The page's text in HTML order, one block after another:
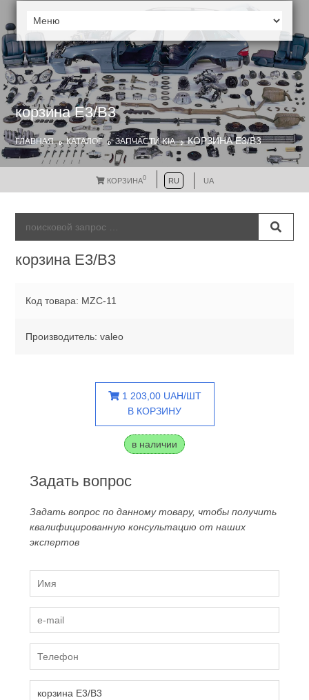
корзина E3/B3
ГЛАВНАЯ КАТАЛОГ ЗАПЧАСТИ KIA КОРЗИНА E3/B3
КОРЗИНА0 RU UA
корзина E3/B3
Код товара: MZC-11
Производитель: valeo
1 203,00 UAH/ШТ
В КОРЗИНУ
в наличии
Задать вопрос
Задать вопрос по данному товару, чтобы получить
квалифицированную консультацию от наших
экспертов